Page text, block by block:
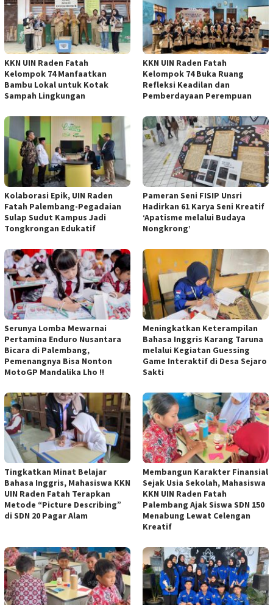
KKN UIN Raden Fatah
Kelompok 74 Manfaatkan
Bambu Lokal untuk Kotak
Sampah Lingkungan
KKN UIN Raden Fatah
Kelompok 74 Buka Ruang
Refleksi Keadilan dan
Pemberdayaan Perempuan
Kolaborasi Epik, UIN Raden
Fatah Palembang-Pegadaian
Sulap Sudut Kampus Jadi
Tongkrongan Edukatif
Pameran Seni FISIP Unsri
Hadirkan 61 Karya Seni Kreatif
‘Apatisme melalui Budaya
Nongkrong’
Serunya Lomba Mewarnai
Pertamina Enduro Nusantara
Bicara di Palembang,
Pemenangnya Bisa Nonton
MotoGP Mandalika Lho !!
Meningkatkan Keterampilan
Bahasa Inggris Karang Taruna
melalui Kegiatan Guessing
Game Interaktif di Desa Sejaro
Sakti
Tingkatkan Minat Belajar
Bahasa Inggris, Mahasiswa KKN
UIN Raden Fatah Terapkan
Metode “Picture Describing”
di SDN 20 Pagar Alam
Membangun Karakter Finansial
Sejak Usia Sekolah, Mahasiswa
KKN UIN Raden Fatah
Palembang Ajak Siswa SDN 150
Menabung Lewat Celengan
Kreatif